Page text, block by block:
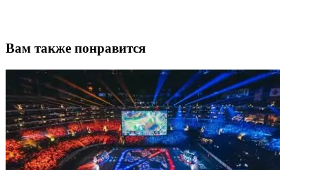
Вам также понравится